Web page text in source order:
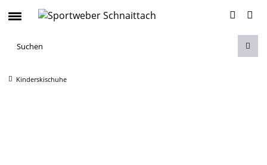
Kinderskischuhe